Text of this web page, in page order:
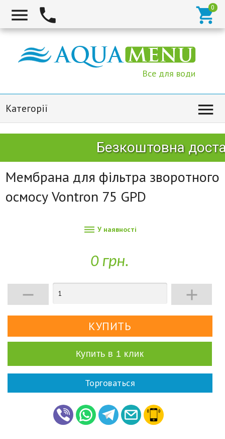
  
Все для води
Категорії 
Безкоштовна
Мембрана для фільтра зворотного
осмосу Vontron 75 GPD
 У наявності
0 грн.
 
Купить в 1 клик
Торговаться